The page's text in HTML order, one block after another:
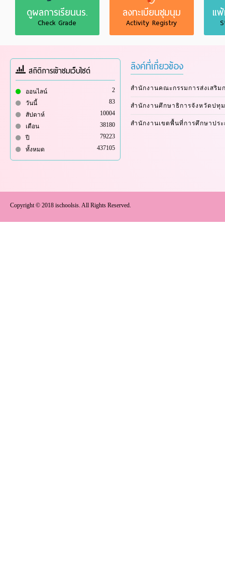
ดูผลการเรียนนร.
Check Grade
ลงทะเบียนชุมนุม
Activity Registry
แ
สถิติการเข้าชมเว็บไซต์
ออนไลน์
2
วันนี้
83
สัปดาห์
10004
เดือน
38180
ปี
79223
ทั้งหมด
437105
ลิงค์ที่เกี่ยวข้อง
สำนักงานคณะกรรมการส่งเสริม
สำนักงานศึกษาธิการจังหวัดปทุ
สำนักงานเขตพื้นที่การศึกษาปร
Copyright © 2018 ischoolsis. All Rights Reserved.